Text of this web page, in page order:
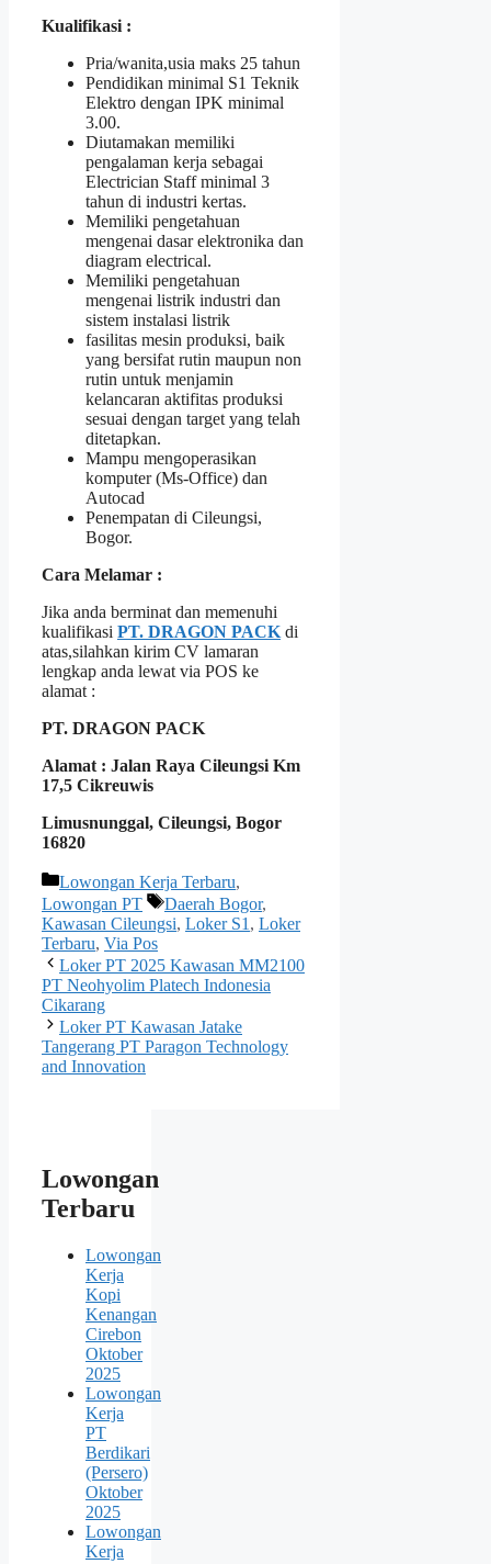
Kualifikasi :
Pria/wanita,usia maks 25 tahun
Pendidikan minimal S1 Teknik
Elektro dengan IPK minimal
3.00.
Diutamakan memiliki
pengalaman kerja sebagai
Electrician Staff minimal 3
tahun di industri kertas.
Memiliki pengetahuan
mengenai dasar elektronika dan
diagram electrical.
Memiliki pengetahuan
mengenai listrik industri dan
sistem instalasi listrik
fasilitas mesin produksi, baik
yang bersifat rutin maupun non
rutin untuk menjamin
kelancaran aktifitas produksi
sesuai dengan target yang telah
ditetapkan.
Mampu mengoperasikan
komputer (Ms-Office) dan
Autocad
Penempatan di Cileungsi,
Bogor.
Cara Melamar :
Jika anda berminat dan memenuhi
kualifikasi PT. DRAGON PACK di
atas,silahkan kirim CV lamaran
lengkap anda lewat via POS ke
alamat :
PT. DRAGON PACK
Alamat : Jalan Raya Cileungsi Km
17,5 Cikreuwis
Limusnunggal, Cileungsi, Bogor
16820
Kategori
Lowongan Kerja Terbaru,
Lowongan PT
Tag
Daerah Bogor,
Kawasan Cileungsi, Loker S1 , Loker
Terbaru, Via Pos
Loker PT 2025 Kawasan MM2100
PT Neohyolim Platech Indonesia
Cikarang
Loker PT Kawasan Jatake
Tangerang PT Paragon Technology
and Innovation
Lowongan
Terbaru
Lowongan
Kerja
Kopi
Kenangan
Cirebon
Oktober
2025
Lowongan
Kerja
PT
Berdikari
(Persero)
Oktober
2025
Lowongan
Kerja